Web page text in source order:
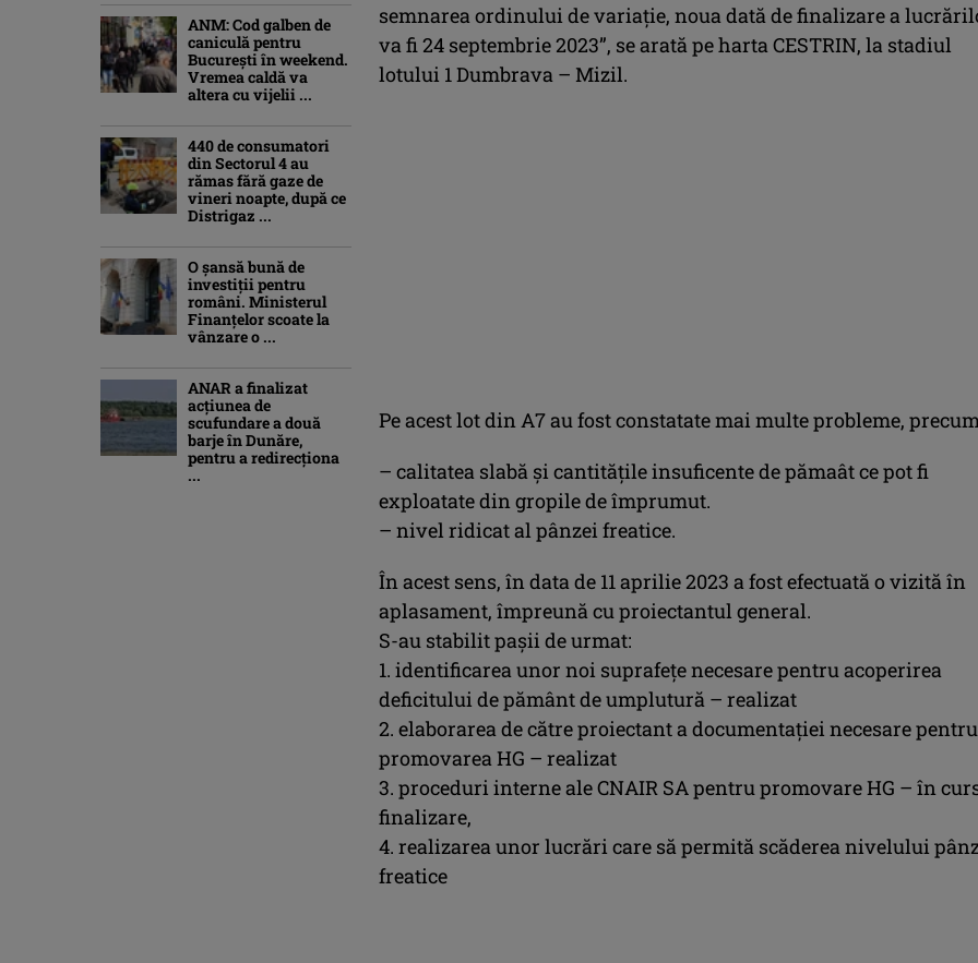
semnarea ordinului de variație, noua dată de finalizare a
va fi 24 septembrie 2023”, se arată pe harta CESTRIN, la stadiul
lotului 1 Dumbrava – Mizil.
Pe acest lot din A7 au fost constatate mai multe probleme,
– calitatea slabă și cantitățile insuficente de pămaât ce pot fi
exploatate din gropile de împrumut.
– nivel ridicat al pânzei freatice.
În acest sens, în data de 11 aprilie 2023 a fost efectuată o vizită în
aplasament, împreună cu proiectantul general.
S-au stabilit pașii de urmat:
1. identificarea unor noi suprafețe necesare pentru acoperirea
deficitului de pământ de umplutură – realizat
2. elaborarea de către proiectant a documentației necesare pentru
promovarea HG – realizat
3. proceduri interne ale CNAIR SA pentru promovare HG – în
finalizare,
4. realizarea unor lucrări care să permită scăderea nivelului
freatice
ANM: Cod galben de
caniculă pentru
București în weekend.
Vremea caldă va
altera cu vijelii ...
440 de consumatori
din Sectorul 4 au
rămas fără gaze de
vineri noapte, după ce
Distrigaz ...
O șansă bună de
investiții pentru
români. Ministerul
Finanțelor scoate la
vânzare o ...
ANAR a finalizat
acțiunea de
scufundare a două
barje în Dunăre,
pentru a redirecționa
...